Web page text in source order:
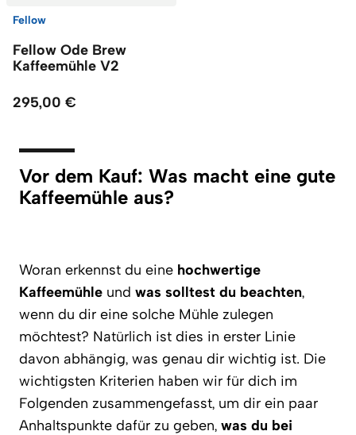
Fellow
Fellow Ode Brew
Kaffeemühle V2
295,00 €
Vor dem Kauf: Was macht eine gute
Kaffeemühle aus?
Woran erkennst du eine hochwertige
Kaffeemühle und was solltest du beachten,
wenn du dir eine solche Mühle zulegen
möchtest? Natürlich ist dies in erster Linie
davon abhängig, was genau dir wichtig ist. Die
wichtigsten Kriterien haben wir für dich im
Folgenden zusammengefasst, um dir ein paar
Anhaltspunkte dafür zu geben, was du bei